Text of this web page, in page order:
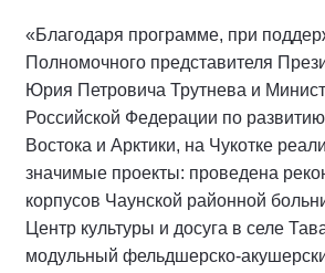
«Благодаря программе, при
Полномочного представителя
Юрия Петровича Трутнева и
Российской Федерации по
Востока и Арктики, на Чукотке
значимые проекты: проведена
корпусов Чаунской районной
Центр культуры и досуга в селе
модульный фельдшерско-